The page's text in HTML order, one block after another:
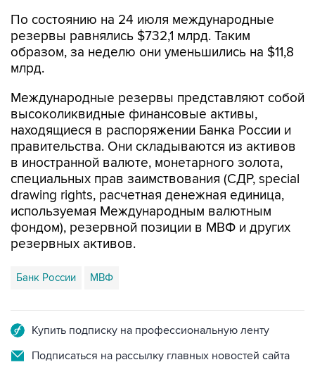
По состоянию на 24 июля международные
резервы равнялись $732,1 млрд. Таким
образом, за неделю они уменьшились на $11,8
млрд.
Международные резервы представляют собой
высоколиквидные финансовые активы,
находящиеся в распоряжении Банка России и
правительства. Они складываются из активов
в иностранной валюте, монетарного золота,
специальных прав заимствования (СДР, special
drawing rights, расчетная денежная единица,
используемая Международным валютным
фондом), резервной позиции в МВФ и других
резервных активов.
Банк России МВФ
Купить подписку на профессиональную ленту
Подписаться на рассылку главных новостей сайта